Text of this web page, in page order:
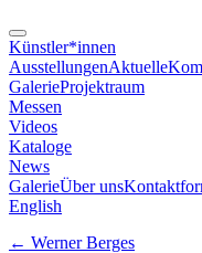
Künstler*innen
AusstellungenAktuelle
GalerieProjektraum
Messen
Videos
Kataloge
News
GalerieÜber uns
English
← Werner Berges